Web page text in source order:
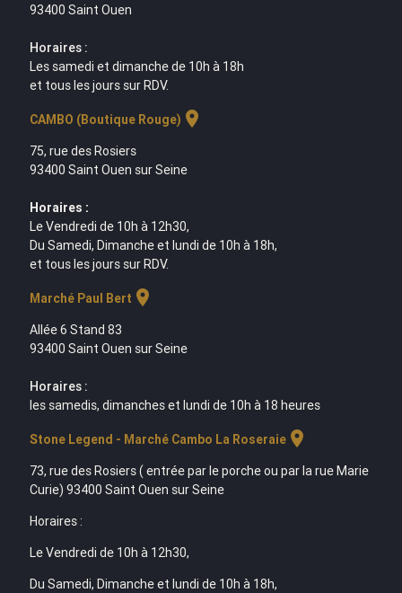
93400 Saint Ouen
Horaires :
Les samedi et dimanche de 10h à 18h
et tous les jours sur RDV.
CAMBO (Boutique Rouge) location_on
75, rue des Rosiers
93400 Saint Ouen sur Seine
Horaires :
Le Vendredi de 10h à 12h30,
Du Samedi, Dimanche et lundi de 10h à 18h,
et tous les jours sur RDV.
Marché Paul Bert location_on
Allée 6 Stand 83
93400 Saint Ouen sur Seine
Horaires :
les samedis, dimanches et lundi de 10h à 18 heures
Stone Legend - Marché Cambo La Roseraielocation_on
73, rue des Rosiers ( entrée par le porche ou par la rue Marie
Curie) 93400 Saint Ouen sur Seine
Horaires :
Le Vendredi de 10h à 12h30,
Du Samedi, Dimanche et lundi de 10h à 18h,